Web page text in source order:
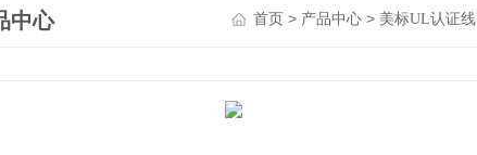
中心 首页 > 产品中心 > 美标UL认证线